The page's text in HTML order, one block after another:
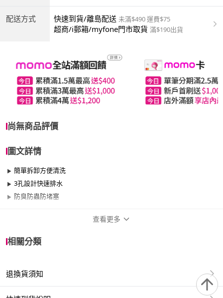
配送方式 快速到貨/離島配送 未滿$490 運費$75
超商/i郵箱/myfone門市取貨 滿$190出貨
尚無商品評價
圖文詳情
簡單拆卸方便清洗
3孔設計快速排水
防臭防蟲防堵塞
主要材質: 304不鏽鋼、POM濾網
尺寸: 108*55*70mm
查看更多
相關分類
退換貨須知